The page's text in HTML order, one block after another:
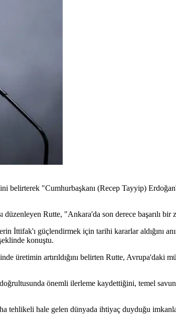
"Cumhurbaşkanı (Recep Tayyip)
Rutte, "Ankara'da son derece başarılı
güçlendirmek için tarihi kararlar aldığını
konuştu.
üretimin artırıldığını belirten Rutte, Avrupa'daki
önemli ilerleme kaydettiğini, temel
hale gelen dünyada ihtiyaç duyduğu